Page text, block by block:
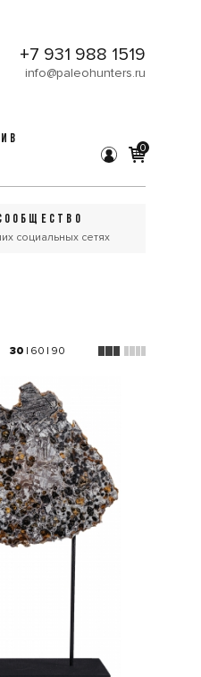
+7 931 988 1519
info@paleohunters.ru
0
социальных сетях
30 | 60 | 90